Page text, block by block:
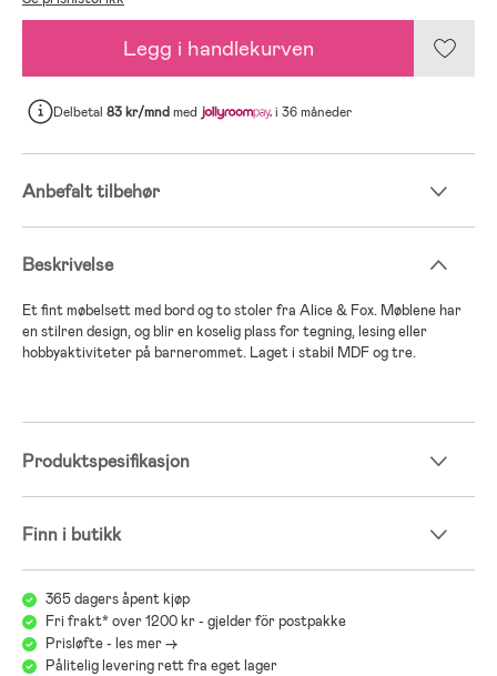
Legg i handlekurven
Delbetal 83 kr/mndmed i 36 måneder
Anbefalt tilbehør
Beskrivelse
Et fint møbelsett med bord og to stoler fra Alice & Fox. Møblene har
en stilren design, og blir en koselig plass for tegning, lesing eller
hobbyaktiviteter på barnerommet. Laget i stabil MDF og tre.
Produktspesifikasjon
Finn i butikk
365 dagers åpent kjøp
Fri frakt* over 1200 kr - gjelder för postpakke
Prisløfte - les mer ->
Pålitelig levering rett fra eget lager